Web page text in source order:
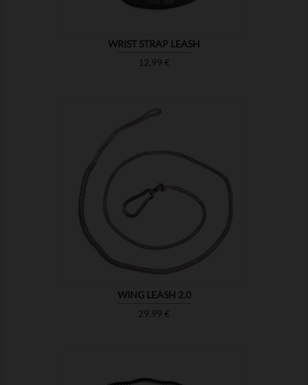
WRIST STRAP LEASH
Prix
12,99 €
WING LEASH 2.0
Prix
29,99 €
MONTRER 